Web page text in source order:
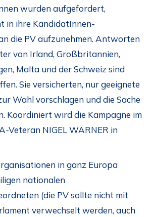
wurden aufgefordert,
in ihre KandidatInnen-
die PV aufzunehmen. Antworten
von Irland, Großbritannien,
Malta und der Schweiz sind
Sie versicherten, nur geeignete
Wahl vorschlagen und die Sache
Koordiniert wird die Kampagne im
Veteran NIGEL WARNER in
in ganz Europa
nationalen
(die PV sollte nicht mit
verwechselt werden, auch